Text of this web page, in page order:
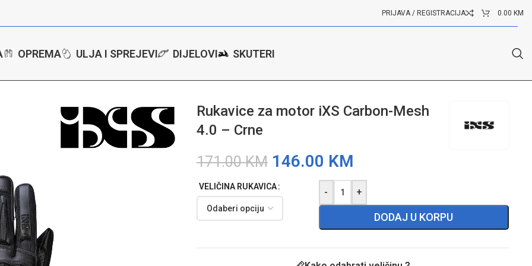
PRIJAVA / REGISTRACIJA 0.00 KM
OPREMA ULJA I SPREJEVI DIJELOVI SKUTERI
Rukavice za motor iXS Carbon-Mesh
4.0 – Crne
171.00KM 146.00 KM
VELIČINA RUKAVICA - +
DODAJ U KORPU